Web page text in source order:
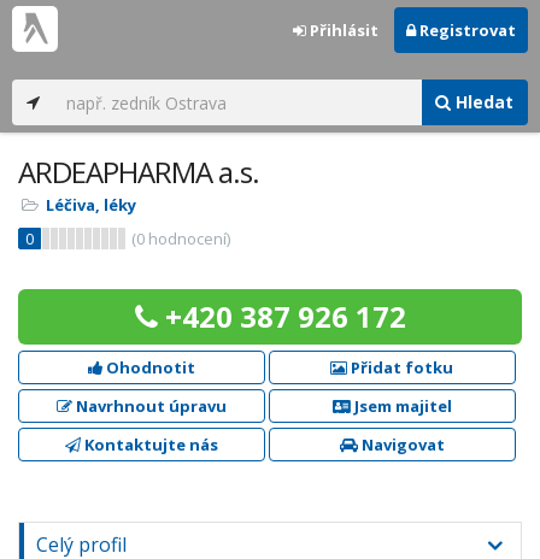
Hledat
Přihlásit Registrovat
ARDEAPHARMA a.s.
Léčiva, léky
0
(0 hodnocení)
+420 387 926 172
Ohodnotit
Přidat fotku
Navrhnout úpravu
Jsem majitel
Kontaktujte nás
Navigovat
Celý profil